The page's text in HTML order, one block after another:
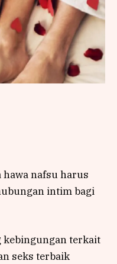
hawa nafsu harus
intim bagi
kebingungan terkait
seks terbaik